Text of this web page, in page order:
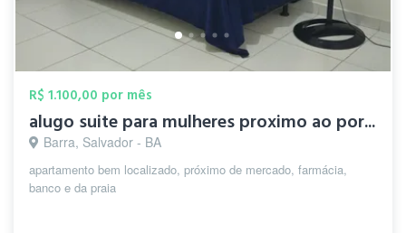
R$ 1.100,00 por mês
alugo suite para mulheres proximo ao por...
Barra, Salvador - BA
apartamento bem localizado, próximo de mercado, farmácia,
banco e da praia